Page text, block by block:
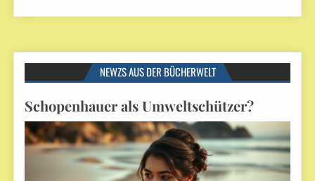
NEWZS AUS DER BÜCHERWELT
Schopenhauer als Umweltschützer?